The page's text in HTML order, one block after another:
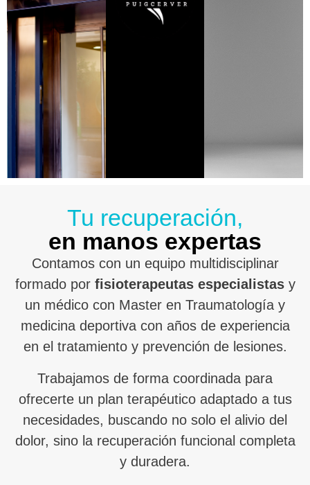
Tu recuperación,
en manos expertas
Contamos con un equipo multidisciplinar
formado por fisioterapeutas especialistasy
un médico con Master en Traumatología y
medicina deportiva con años de experiencia
en el tratamiento y prevención de lesiones.
Trabajamos de forma coordinada para
ofrecerte un plan terapéutico adaptado a tus
necesidades, buscando no solo el alivio del
dolor, sino la recuperación funcional completa
y duradera.